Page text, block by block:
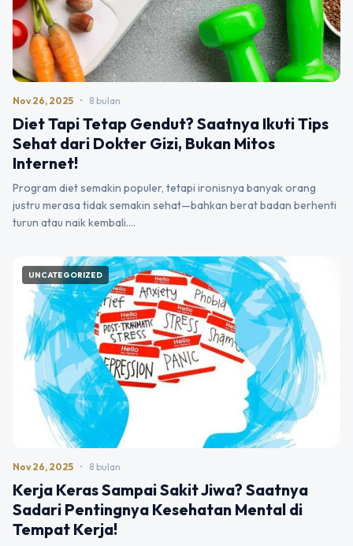
Nov 26, 2025 • 8 bulan
Diet Tapi Tetap Gendut? Saatnya Ikuti Tips
Sehat dari Dokter Gizi, Bukan Mitos
Internet!
Program diet semakin populer, tetapi ironisnya banyak orang
justru merasa tidak semakin sehat—bahkan berat badan berhenti
turun atau naik kembali.…
UNCATEGORIZED
Nov 26, 2025 • 8 bulan
Kerja Keras Sampai Sakit Jiwa? Saatnya
Sadari Pentingnya Kesehatan Mental di
Tempat Kerja!